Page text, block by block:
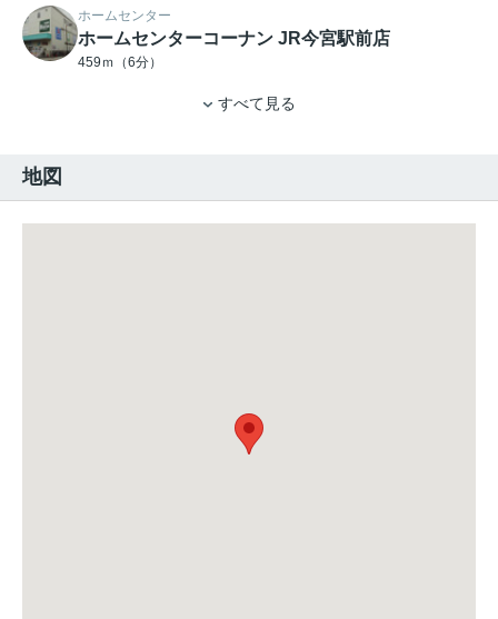
ホームセンター
ホームセンターコーナン JR今宮駅前店
459ｍ（6分）
すべて見る
地図